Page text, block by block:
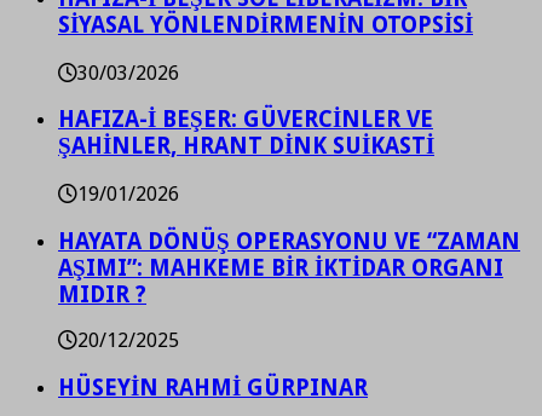
SİYASAL YÖNLENDİRMENİN OTOPSİSİ
30/03/2026
HAFIZA-İ BEŞER: GÜVERCİNLER VE
ŞAHİNLER, HRANT DİNK SUİKASTİ
19/01/2026
HAYATA DÖNÜŞ OPERASYONU VE “ZAMAN
AŞIMI”: MAHKEME BİR İKTİDAR ORGANI
MIDIR ?
20/12/2025
HÜSEYİN RAHMİ GÜRPINAR